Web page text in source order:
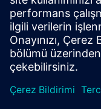
Als umeer dan
aan de cursus
Als uminder
SIMATIC S7
uw basis op te